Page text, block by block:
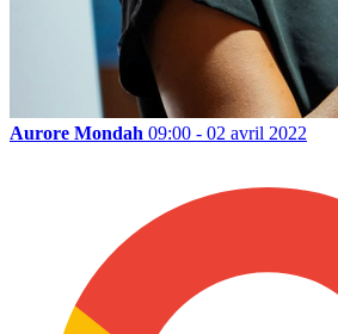
Aurore Mondah 09:00 - 02 avril 2022